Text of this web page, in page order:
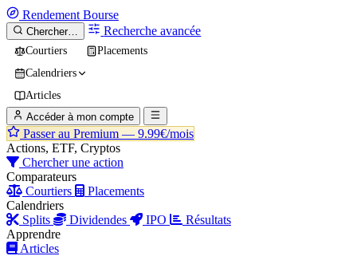
Rendement Bourse
Chercher… Recherche avancée
Courtiers
Placements
Calendriers
Articles
Accéder à mon compte
Passer au Premium — 9.99€/mois
Actions, ETF, Cryptos
Chercher une action
Comparateurs
Courtiers
Placements
Calendriers
Splits
Dividendes IPO
Résultats
Apprendre
Articles